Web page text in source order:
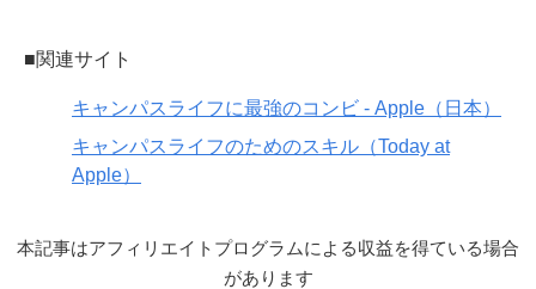
■関連サイト
キャンパスライフに最強のコンビ - Apple（日本）
キャンパスライフのためのスキル（Today at
Apple）
本記事はアフィリエイトプログラムによる収益を得ている場合
があります